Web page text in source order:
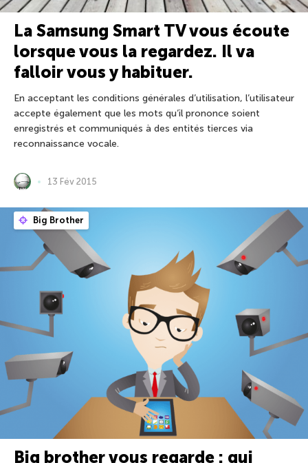
La Samsung Smart TV vous écoute
lorsque vous la regardez. Il va
falloir vous y habituer.
En acceptant les conditions générales d’utilisation, l’utilisateur
accepte également que les mots qu’il prononce soient
enregistrés et communiqués à des entités tierces via
reconnaissance vocale.
13 Fév 2015
Big Brother
Big brother vous regarde : qui